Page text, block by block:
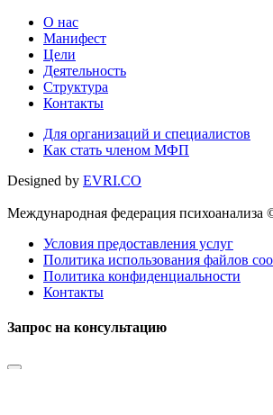
О нас
Манифест
Цели
Деятельность
Структура
Контакты
Для организаций и специалистов
Как стать членом МФП
Designed by EVRI.CO
Международная федерация
Условия предоставления услуг
Политика использования файлов
Политика конфиденциальности
Контакты
Запрос на консультацию